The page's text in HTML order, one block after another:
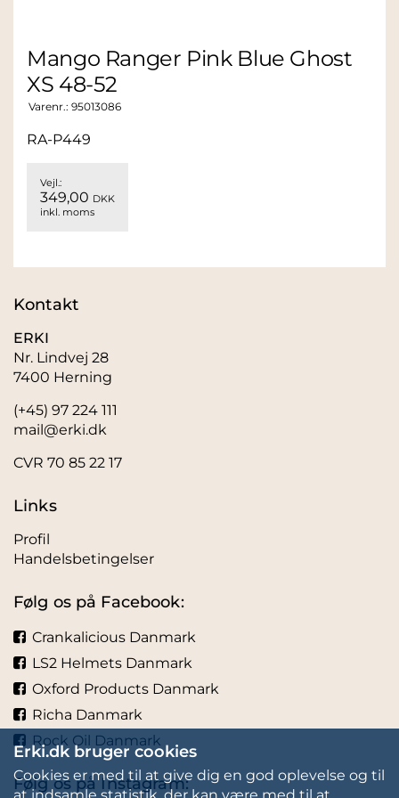
Mango Ranger Pink Blue Ghost
XS 48-52
Varenr.: 95013086
RA-P449
Vejl.:
349,00 DKK
inkl. moms
Kontakt
ERKI
Nr. Lindvej 28
7400 Herning
(+45) 97 224 111
mail@erki.dk
CVR 70 85 22 17
Links
Profil
Handelsbetingelser
Følg os på Facebook:
Crankalicious Danmark
LS2 Helmets Danmark
Oxford Products Danmark
Richa Danmark
Rock Oil Danmark
Følg os på Instagram:
Erki.dk bruger cookies
Cookies er med til at give dig en god oplevelse og til